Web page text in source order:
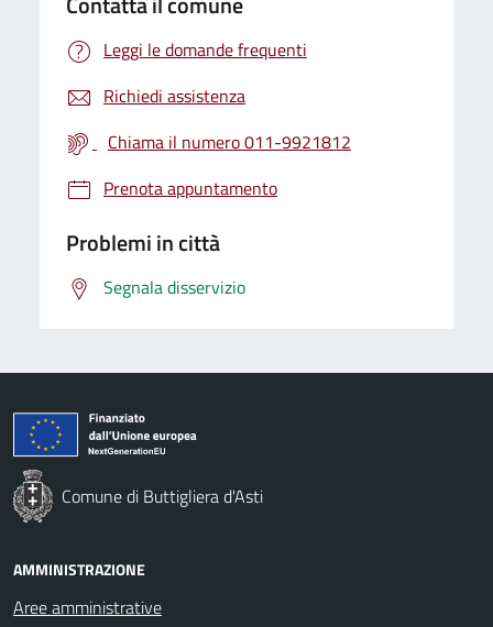
Leggi le domande frequenti
Richiedi assistenza
Chiama il numero 011-9921812
Prenota appuntamento
Problemi in città
Segnala disservizio
Comune di Buttigliera d'Asti
AMMINISTRAZIONE
Aree amministrative